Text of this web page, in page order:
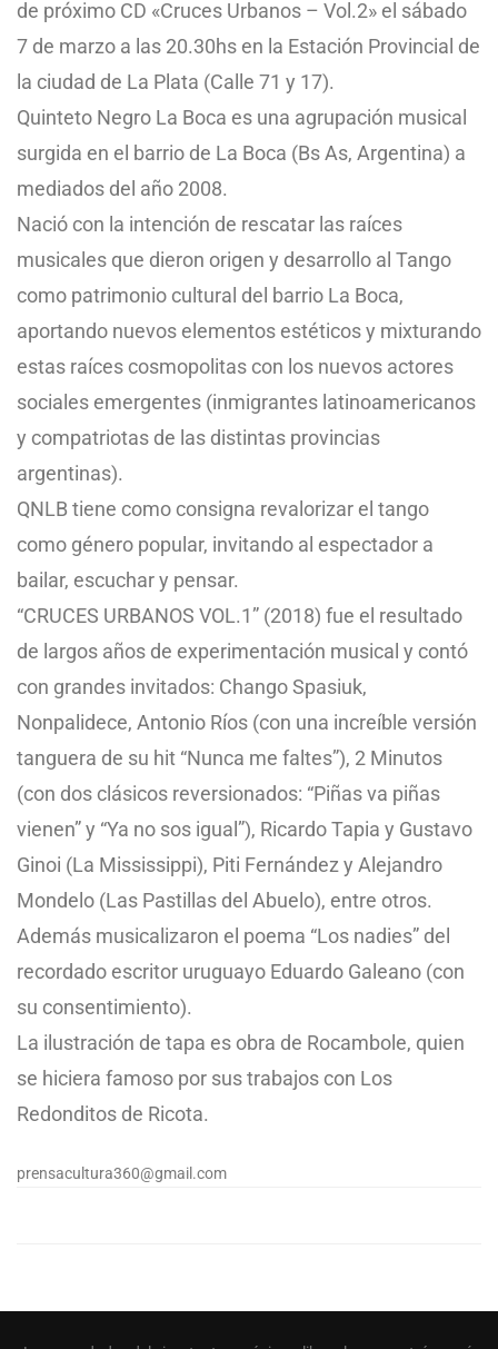
de próximo CD «Cruces Urbanos – Vol.2» el sábado
7 de marzo a las 20.30hs en la Estación Provincial de
la ciudad de La Plata (Calle 71 y 17).
Quinteto Negro La Boca es una agrupación musical
surgida en el barrio de La Boca (Bs As, Argentina) a
mediados del año 2008.
Nació con la intención de rescatar las raíces
musicales que dieron origen y desarrollo al Tango
como patrimonio cultural del barrio La Boca,
aportando nuevos elementos estéticos y mixturando
estas raíces cosmopolitas con los nuevos actores
sociales emergentes (inmigrantes latinoamericanos
y compatriotas de las distintas provincias
argentinas).
QNLB tiene como consigna revalorizar el tango
como género popular, invitando al espectador a
bailar, escuchar y pensar.
“CRUCES URBANOS VOL.1” (2018) fue el resultado
de largos años de experimentación musical y contó
con grandes invitados: Chango Spasiuk,
Nonpalidece, Antonio Ríos (con una increíble versión
tanguera de su hit “Nunca me faltes”), 2 Minutos
(con dos clásicos reversionados: “Piñas va piñas
vienen” y “Ya no sos igual”), Ricardo Tapia y Gustavo
Ginoi (La Mississippi), Piti Fernández y Alejandro
Mondelo (Las Pastillas del Abuelo), entre otros.
Además musicalizaron el poema “Los nadies” del
recordado escritor uruguayo Eduardo Galeano (con
su consentimiento).
La ilustración de tapa es obra de Rocambole, quien
se hiciera famoso por sus trabajos con Los
Redonditos de Ricota.
prensacultura360@gmail.com